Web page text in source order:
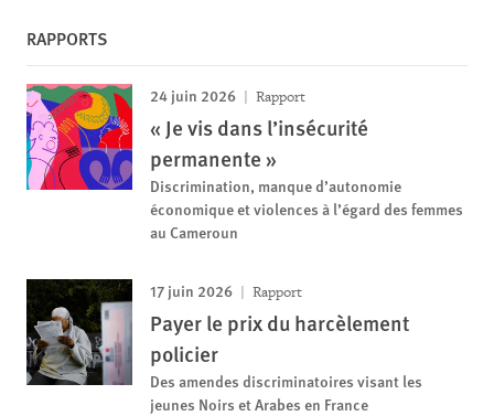
RAPPORTS
24 juin 2026 Rapport
« Je vis dans l’insécurité
permanente »
Discrimination, manque d’autonomie
économique et violences à l’égard des femmes
au Cameroun
17 juin 2026 Rapport
Payer le prix du harcèlement
policier
Des amendes discriminatoires visant les
jeunes Noirs et Arabes en France